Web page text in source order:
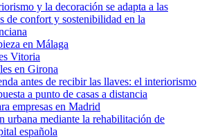
y la decoración se adapta a las
de confort y sostenibilidad en la
en Málaga
Vitoria
en Girona
antes de recibir las llaves: el interiorismo
a punto de casas a distancia
empresas en Madrid
urbana mediante la rehabilitación de
española